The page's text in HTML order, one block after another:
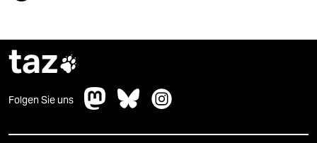
taz
Folgen Sie uns